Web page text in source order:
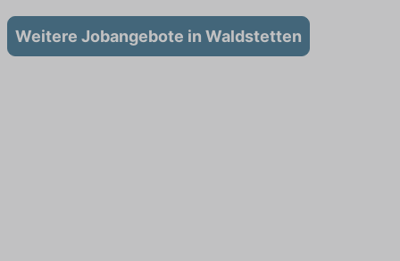
Weitere Jobangebote in Waldstetten